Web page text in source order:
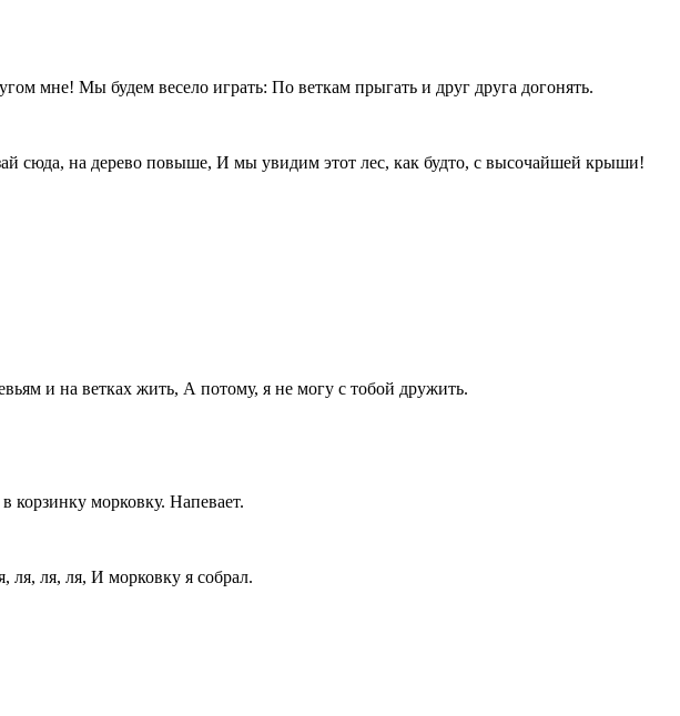
мне! Мы будем весело играть: По веткам прыгать и друг друга догонять.
сюда, на дерево повыше, И мы увидим этот лес, как будто, с высочайшей крыши!
и на ветках жить, А потому, я не могу с тобой дружить.
корзинку морковку. Напевает.
ля, ля, И морковку я собрал.